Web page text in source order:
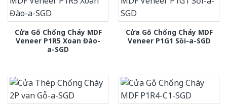
Cửa Gỗ Chống Cháy MDF
Veneer P1R5 Xoan Đào-
a-SGD
Cửa Gỗ Chống Cháy MDF
Veneer P1G1 Sồi-a-SGD